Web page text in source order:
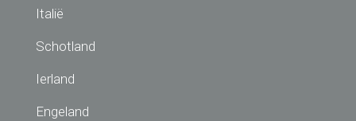
Italië
Schotland
Ierland
Engeland